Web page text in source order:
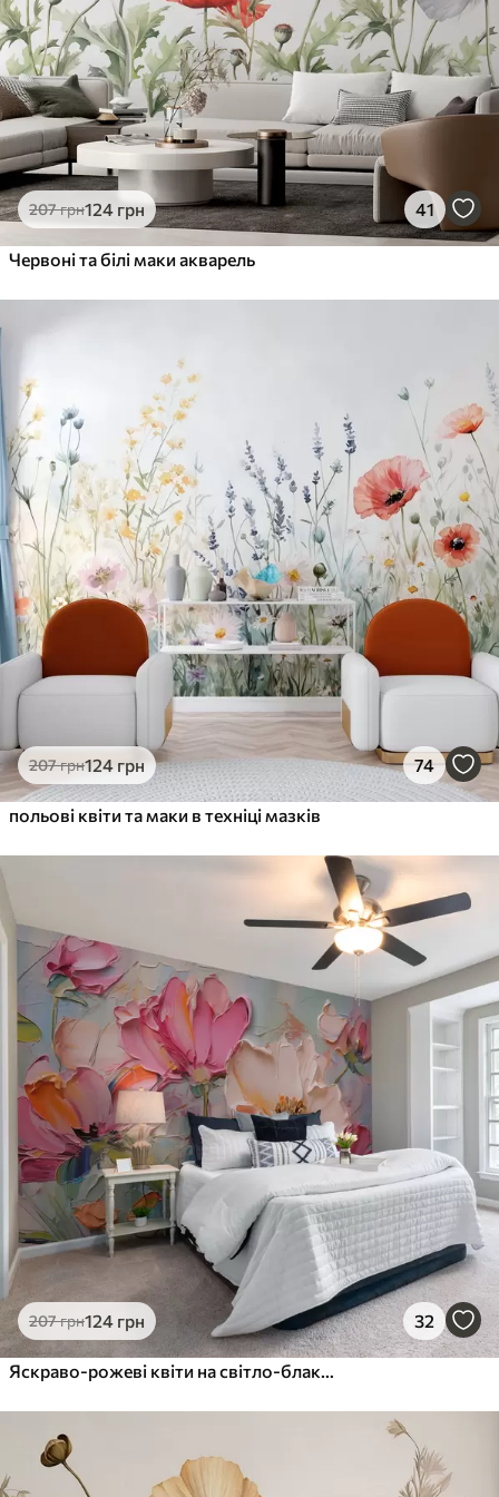
Преміум Вініл
1216730 грн /м²
Peel and Stick
1458875 /м²
207грн124 грн 41
Червоні та білі маки акварель
207грн124 грн 74
польові квіти та маки в техніці мазків
207грн124 грн 32